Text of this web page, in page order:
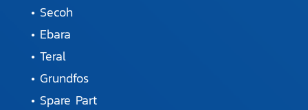
• Secoh
• Ebara
• Teral
• Grundfos
• Spare Part